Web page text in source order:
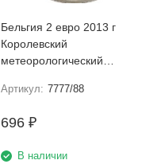
Бельгия 2 евро 2013 г
Королевский
метеорологический
Артикул: 7777/88
696₽
В наличии